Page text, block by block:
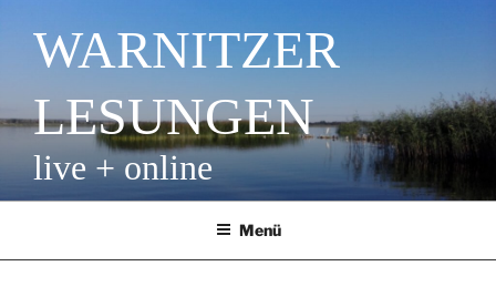
Inhalt
springenWARNITZER
LESUNGEN
live + online
Menü